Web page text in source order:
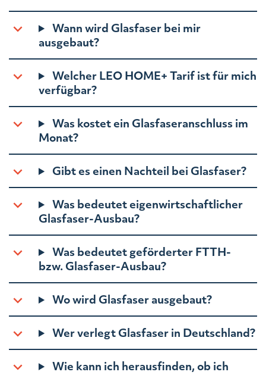
Wann wird Glasfaser bei mir
ausgebaut?
Welcher LEO HOME+ Tarif ist für mich
verfügbar?
Was kostet ein Glasfaseranschluss im
Monat?
Gibt es einen Nachteil bei Glasfaser?
Was bedeutet eigenwirtschaftlicher
Glasfaser-Ausbau?
Was bedeutet geförderter FTTH-
bzw. Glasfaser-Ausbau?
Wo wird Glasfaser ausgebaut?
Wer verlegt Glasfaser in Deutschland?
Wie kann ich herausfinden, ob ich